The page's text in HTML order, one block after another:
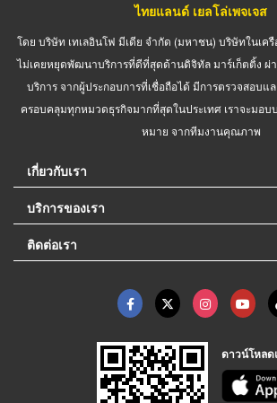
ไทยแลนด์ เยลโล่เพจเจส
โดย บริษัท เทเลอินโฟ มีเดีย จำกัด (มหาชน) บริษัทในเครื
ไม่เคยหยุดพัฒนาบริการที่ดีที่สุดด้านดิจิทัล มาร์เก็ตติ้ง ผ่
บริการ จากผู้ประกอบการที่เชื่อถือได้ มีการตรวจสอบแ
ครอบคลุมทุกหมวดธุรกิจมากที่สุดในประเทศ เราจะมอ
หมาย จากทีมงานคุณภาพ
เกี่ยวกับเรา
บริการของเรา
ติดต่อเรา
ดาวน์โหล